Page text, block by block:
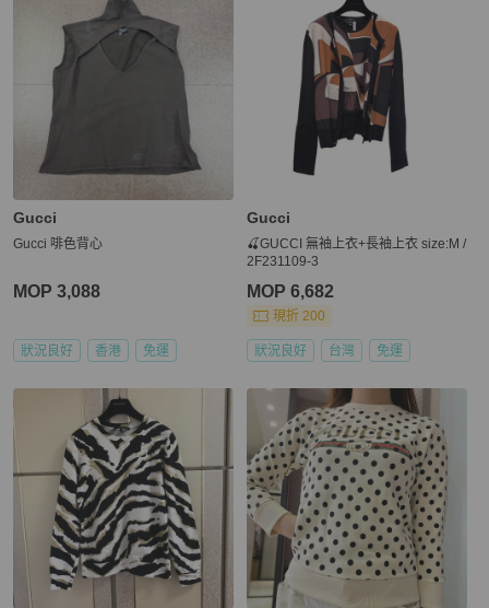
Gucci
Gucci 啡色背心
MOP 3,088
狀況良好 香港 免運
Gucci
🍒GUCCI 無袖上衣+長袖上衣 size:M /
2F231109-3
MOP 6,682
現折 200
狀況良好 台灣 免運